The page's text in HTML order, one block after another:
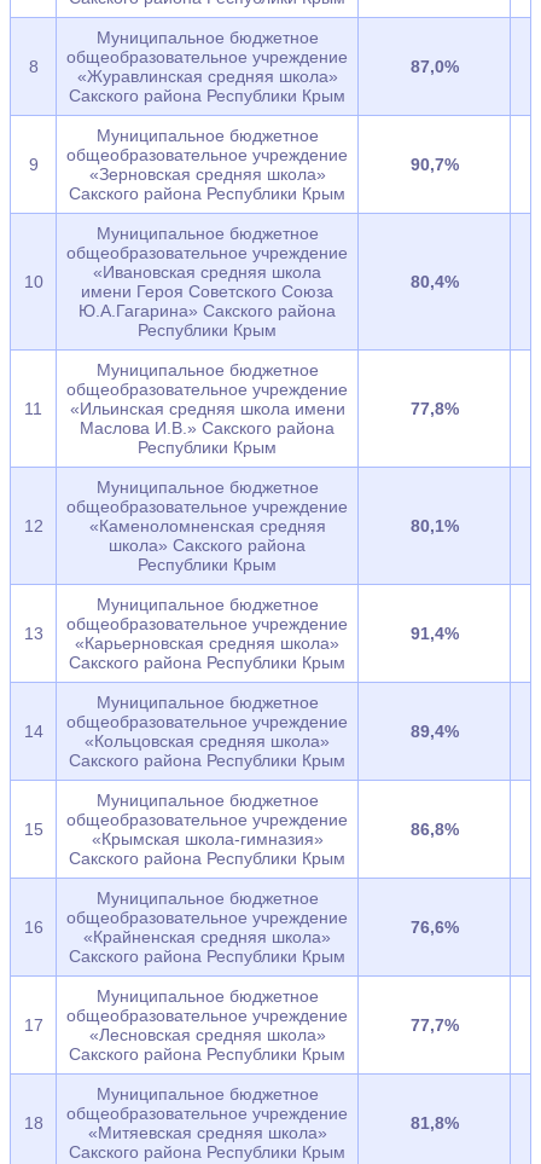
8
Муниципальное бюджетное
общеобразовательное учреждение
«Журавлинская средняя школа»
Сакского района Республики Крым
87,0%
9
Муниципальное бюджетное
общеобразовательное учреждение
«Зерновская средняя школа»
Сакского района Республики Крым
90,7%
10
Муниципальное бюджетное
общеобразовательное учреждение
«Ивановская средняя школа
имени Героя Советского Союза
Ю.А.Гагарина» Сакского района
Республики Крым
80,4%
11
Муниципальное бюджетное
общеобразовательное учреждение
«Ильинская средняя школа имени
Маслова И.В.» Сакского района
Республики Крым
77,8%
12
Муниципальное бюджетное
общеобразовательное учреждение
«Каменоломненская средняя
школа» Сакского района
Республики Крым
80,1%
13
Муниципальное бюджетное
общеобразовательное учреждение
«Карьерновская средняя школа»
Сакского района Республики Крым
91,4%
14
Муниципальное бюджетное
общеобразовательное учреждение
«Кольцовская средняя школа»
Сакского района Республики Крым
89,4%
15
Муниципальное бюджетное
общеобразовательное учреждение
«Крымская школа-гимназия»
Сакского района Республики Крым
86,8%
16
Муниципальное бюджетное
общеобразовательное учреждение
«Крайненская средняя школа»
Сакского района Республики Крым
76,6%
17
Муниципальное бюджетное
общеобразовательное учреждение
«Лесновская средняя школа»
Сакского района Республики Крым
77,7%
18
Муниципальное бюджетное
общеобразовательное учреждение
«Митяевская средняя школа»
Сакского района Республики Крым
81,8%